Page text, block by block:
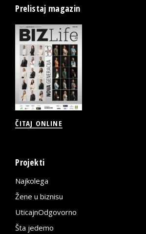
Prelistaj magazin
ČITAJ ONLINE
Projekti
Najkolega
Žene u biznisu
UticajnOdgovorno
Šta jedemo